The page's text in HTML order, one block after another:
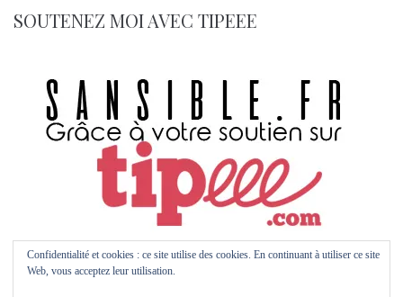
SOUTENEZ MOI AVEC TIPEEE
Confidentialité et cookies : ce site utilise des cookies. En continuant à utiliser ce site
Web, vous acceptez leur utilisation.